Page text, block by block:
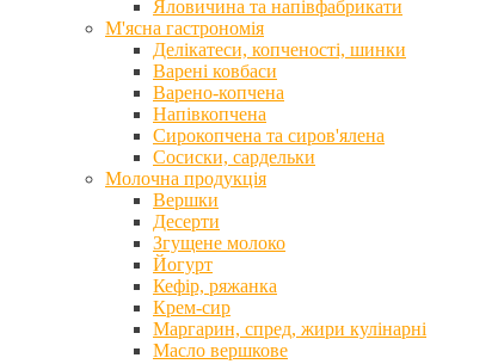
Яловичина та напівфабрикати
М'ясна гастрономія
Делікатеси, копченості, шинки
Варені ковбаси
Варено-копчена
Напівкопчена
Сирокопчена та сиров'ялена
Сосиски, сардельки
Молочна продукція
Вершки
Десерти
Згущене молоко
Йогурт
Кефір, ряжанка
Крем-сир
Маргарин, спред, жири кулінарні
Масло вершкове